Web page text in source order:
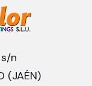
n
(JAÉN)